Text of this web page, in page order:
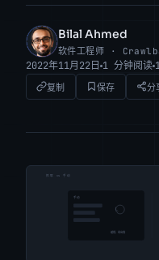
BA
Bilal Ahmed
软件工程师 ·
2022年11月22日 1 分钟阅读
复制 保存 分